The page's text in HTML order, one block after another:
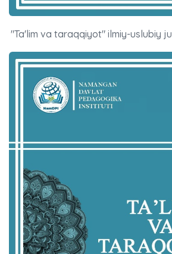
"Ta'lim va taraqqiyot" ilmiy-uslubiy